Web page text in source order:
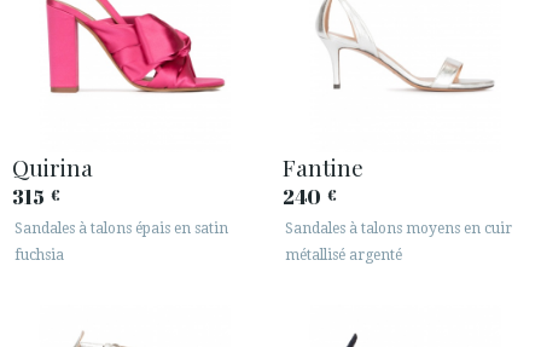
Quirina
315 €
Sandales à talons épais en satin
fuchsia
Fantine
240 €
Sandales à talons moyens en cuir
métallisé argenté